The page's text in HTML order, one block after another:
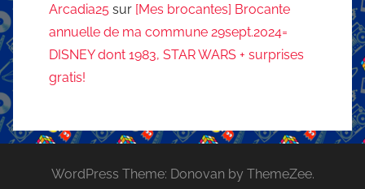
Arcadia25 sur [Mes brocantes] Brocante
annuelle de ma commune 29sept.2024=
DISNEY dont 1983, STAR WARS + surprises
gratis!
WordPress Theme: Donovan by ThemeZee.